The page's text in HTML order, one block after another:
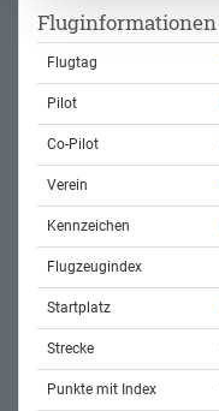
Fluginformationen
Flugtag
Pilot
Co-Pilot
Verein
Kennzeichen
Flugzeugindex
Startplatz
Strecke
Punkte mit Index